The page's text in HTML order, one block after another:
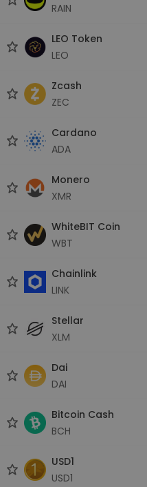
RAIN
LEO Token
LEO
Zcash
ZEC
Cardano
ADA
Monero
XMR
WhiteBIT Coin
WBT
Chainlink
LINK
Stellar
XLM
Dai
DAI
Bitcoin Cash
BCH
USD1
USD1